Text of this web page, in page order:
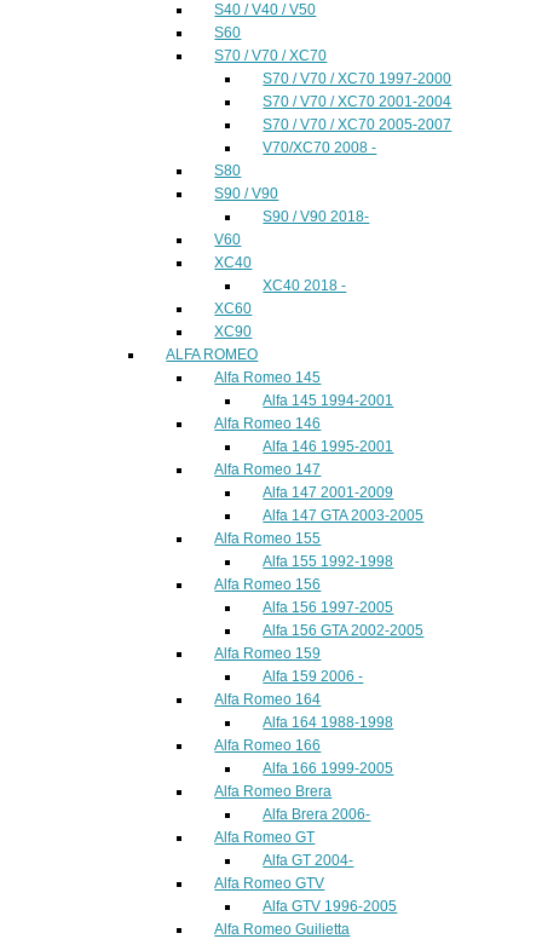
S40 / V40 / V50
S60
S70 / V70 / XC70
S70 / V70 / XC70 1997-2000
S70 / V70 / XC70 2001-2004
S70 / V70 / XC70 2005-2007
V70/XC70 2008 -
S80
S90 / V90
S90 / V90 2018-
V60
XC40
XC40 2018 -
XC60
XC90
ALFA ROMEO
Alfa Romeo 145
Alfa 145 1994-2001
Alfa Romeo 146
Alfa 146 1995-2001
Alfa Romeo 147
Alfa 147 2001-2009
Alfa 147 GTA 2003-2005
Alfa Romeo 155
Alfa 155 1992-1998
Alfa Romeo 156
Alfa 156 1997-2005
Alfa 156 GTA 2002-2005
Alfa Romeo 159
Alfa 159 2006 -
Alfa Romeo 164
Alfa 164 1988-1998
Alfa Romeo 166
Alfa 166 1999-2005
Alfa Romeo Brera
Alfa Brera 2006-
Alfa Romeo GT
Alfa GT 2004-
Alfa Romeo GTV
Alfa GTV 1996-2005
Alfa Romeo Guilietta